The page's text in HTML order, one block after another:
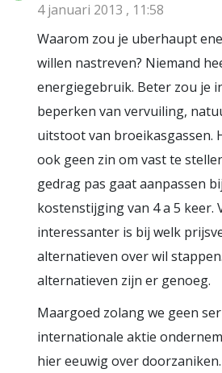
4 januari 2013 , 11:58
Waarom zou je uberhaupt
willen nastreven? Niemand
energiegebruik. Beter zou je
beperken van vervuiling,
uitstoot van broeikasgassen.
ook geen zin om vast te
gedrag pas gaat aanpassen
kostenstijging van 4 a 5 keer.
interessanter is bij welk
alternatieven over wil
alternatieven zijn er genoeg.
Maargoed zolang we geen
internationale aktie
hier eeuwig over